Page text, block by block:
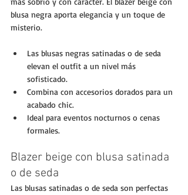
blusa negra aporta elegancia y un toque de
misterio.
Las blusas negras satinadas o de seda
elevan el outfit a un nivel más
sofisticado.
Combina con accesorios dorados para un
acabado chic.
Ideal para eventos nocturnos o cenas
formales.
Blazer beige con blusa satinada
o de seda
Las blusas satinadas o de seda son perfectas